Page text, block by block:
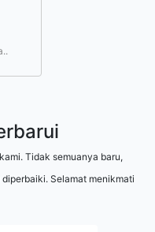
Tidak semuanya baru,
Selamat menikmati